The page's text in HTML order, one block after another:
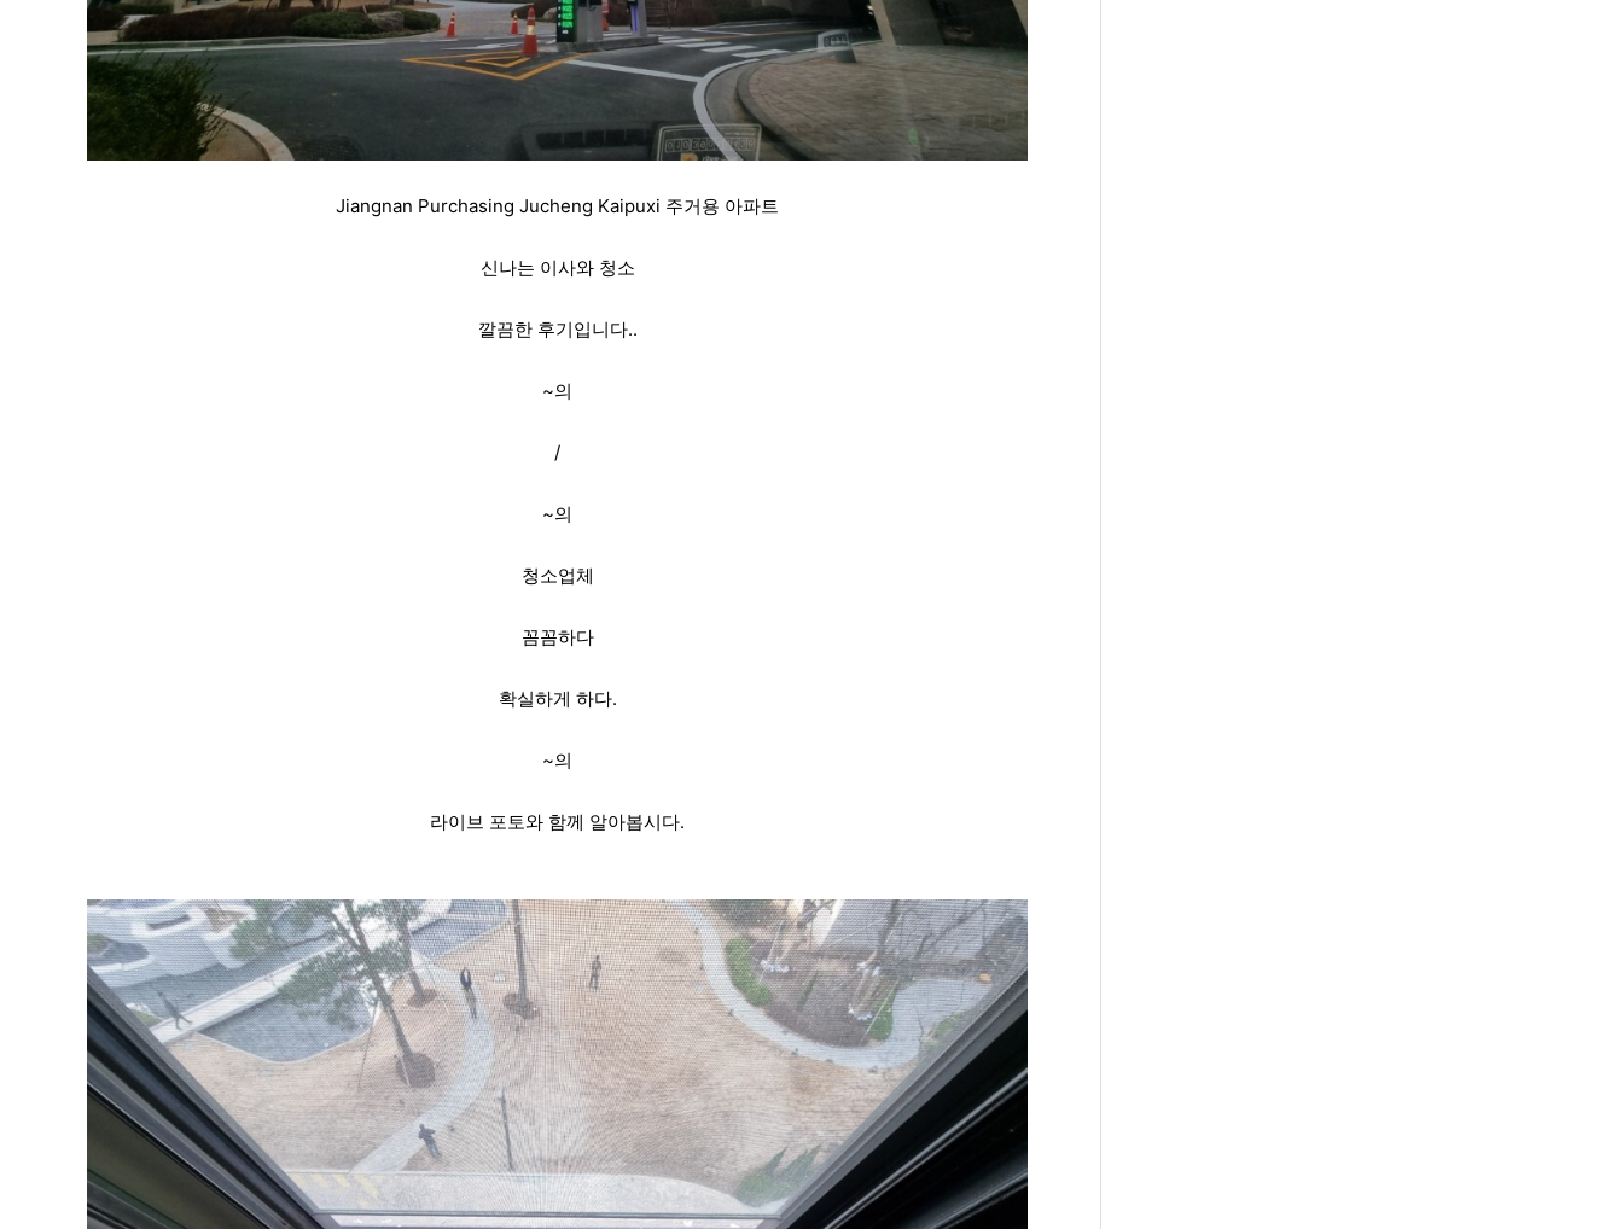
Jiangnan Purchasing Jucheng Kaipuxi 주거용 아파트
신나는 이사와 청소
깔끔한 후기입니다..
~의
/
~의
청소업체
꼼꼼하다
확실하게 하다.
~의
라이브 포토와 함께 알아봅시다.